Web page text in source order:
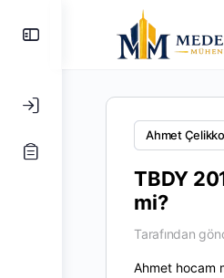
Ahmet
TBDY
mi?
Tarafından
Ahmet hocam